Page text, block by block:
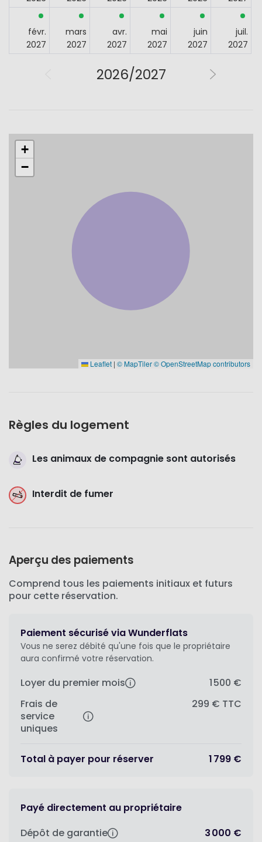
févr.
2027
mars
2027
avr.
2027
mai
2027
juin
2027
juil.
2027
2026/2027
+
−
Leaflet | © MapTiler© OpenStreetMap contributors
Règles du logement
Les animaux de compagnie sont autorisés
Interdit de fumer
Aperçu des paiements
Comprend tous les paiements initiaux et futurs
pour cette réservation.
Paiement sécurisé via Wunderflats
Vous ne serez débité qu'une fois que le propriétaire
aura confirmé votre réservation.
Loyer du premier mois
1 500 €
Frais de
service
uniques
299 € TTC
Total à payer pour réserver 1 799 €
Payé directement au propriétaire
Dépôt de garantie
3 000 €